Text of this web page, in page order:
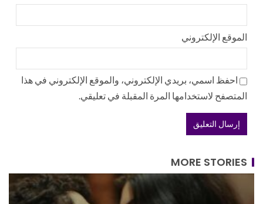
الموقع الإلكتروني
احفظ اسمي، بريدي الإلكتروني، والموقع الإلكتروني في هذا
المتصفح لاستخدامها المرة المقبلة في تعليقي.
MORE STORIES